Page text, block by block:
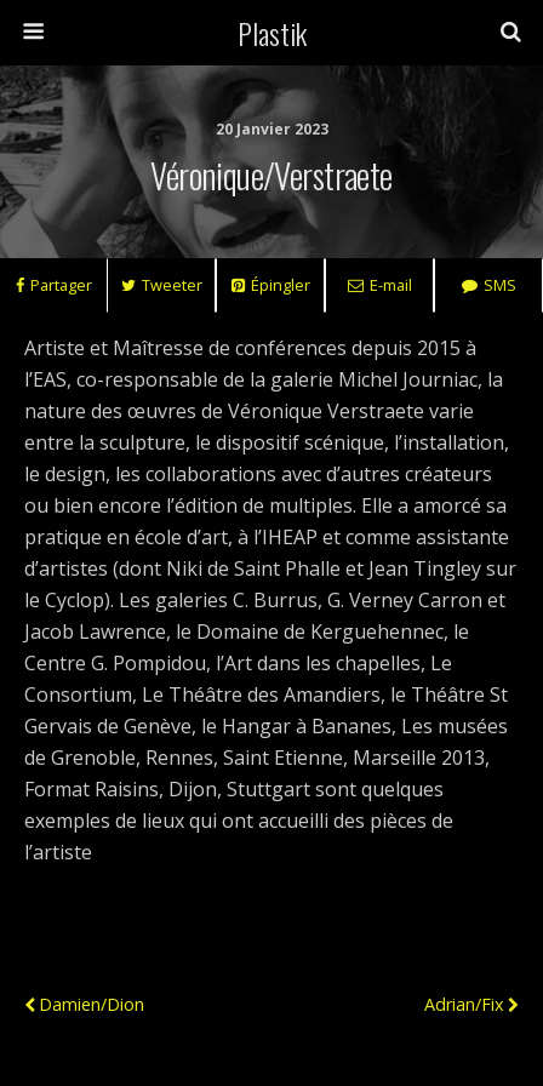
Plastik
20 Janvier 2023
Véronique/Verstraete
Partager Tweeter Épingler E-mail SMS
Artiste et Maîtresse de conférences depuis 2015 à
l’EAS, co-responsable de la galerie Michel Journiac, la
nature des œuvres de Véronique Verstraete varie
entre la sculpture, le dispositif scénique, l’installation,
le design, les collaborations avec d’autres créateurs
ou bien encore l’édition de multiples. Elle a amorcé sa
pratique en école d’art, à l’IHEAP et comme assistante
d’artistes (dont Niki de Saint Phalle et Jean Tingley sur
le Cyclop). Les galeries C. Burrus, G. Verney Carron et
Jacob Lawrence, le Domaine de Kerguehennec, le
Centre G. Pompidou, l’Art dans les chapelles, Le
Consortium, Le Théâtre des Amandiers, le Théâtre St
Gervais de Genève, le Hangar à Bananes, Les musées
de Grenoble, Rennes, Saint Etienne, Marseille 2013,
Format Raisins, Dijon, Stuttgart sont quelques
exemples de lieux qui ont accueilli des pièces de
l’artiste
Damien/Dion
Adrian/Fix